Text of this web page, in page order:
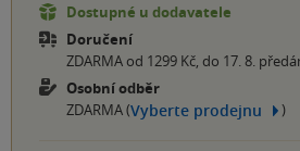
Dostupné u dodavatele
Doručení
ZDARMA od 1299 Kč, do 17. 8.
Osobní odběr
ZDARMA (Vyberte prodejnu )